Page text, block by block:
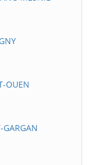
OUEN